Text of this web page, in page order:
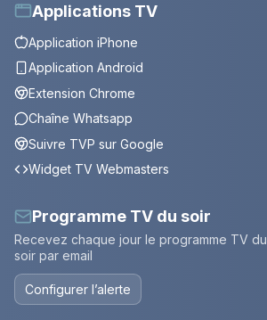
Applications TV
Application iPhone
Application Android
Extension Chrome
Chaîne Whatsapp
Suivre TVP sur Google
Widget TV Webmasters
Programme TV du soir
Recevez chaque jour le programme TV du
soir par email
Configurer l’alerte